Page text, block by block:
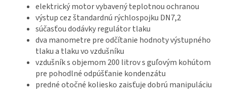
elektrický motor vybavený teplotnou ochranou
výstup cez štandardnú rýchlospojku DN7,2
súčasťou dodávky regulátor tlaku
dva manometre pre odčítanie hodnoty výstupného
tlaku a tlaku vo vzdušníku
vzdušník s objemom 200 litrov s guľovým kohútom
pre pohodlné odpúšťanie kondenzátu
predné otočné koliesko zaisťuje dobrú manipuláciu